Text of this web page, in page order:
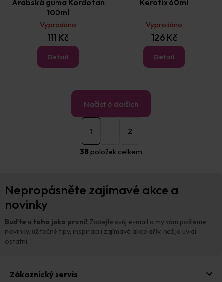
Arabská guma Kordofan
100ml
Vyprodáno
111 Kč
Detail
Kerotix 60ml
Vyprodáno
126 Kč
Detail
O
á
í
v
k
Načíst 6 dalších
t
n
á
n
1 2
38 položek celkem
Nepropásněte zajímavé akce a
novinky
Buďte u toho jako první! Zadejte svůj e-mail a my vám pošleme
novinky, užitečné tipy, inspiraci i zajímavé akce dřív, než je uvidí
ostatní.
Zákaznický servis